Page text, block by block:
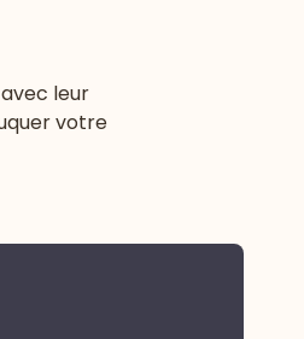
leur
votre